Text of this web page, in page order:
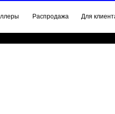
Распродажа Для клиента
Продлеваем